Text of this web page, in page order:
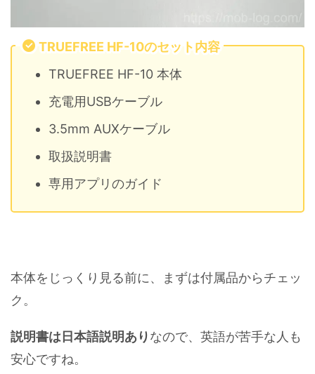
TRUEFREE HF-10のセット内容
TRUEFREE HF-10 本体
充電用USBケーブル
3.5mm AUXケーブル
取扱説明書
専用アプリのガイド
本体をじっくり見る前に、まずは付属品からチェッ
ク。
説明書は日本語説明ありなので、英語が苦手な人も
安心ですね。